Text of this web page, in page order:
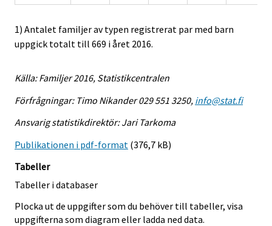
1) Antalet familjer av typen registrerat par med barn
uppgick totalt till 669 i året 2016.
Källa: Familjer 2016, Statistikcentralen
Förfrågningar: Timo Nikander 029 551 3250, info@stat.fi
Ansvarig statistikdirektör: Jari Tarkoma
Publikationen i pdf-format (376,7 kB)
Tabeller
Tabeller i databaser
Plocka ut de uppgifter som du behöver till tabeller, visa
uppgifterna som diagram eller ladda ned data.